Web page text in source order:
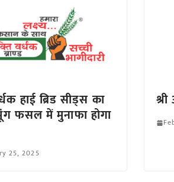
हाई ब्रिड सीड्स का
फसल में मुनाफा होगा
25, 2025